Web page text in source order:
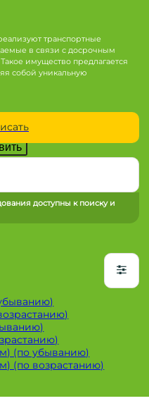
транспортные
в связи с досрочным
имущество предлагается
собой уникальную
(по убыванию)
(по возрастанию)
доступны к поиску и